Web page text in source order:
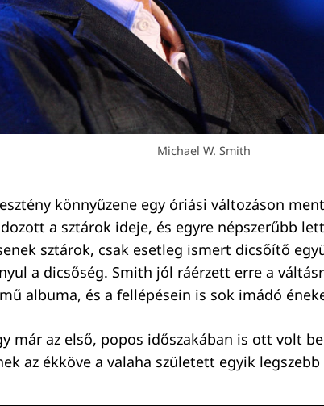
Michael W. Smith
könnyűzene egy óriási változáson
a sztárok ideje, és egyre népszerűbb
sztárok, csak esetleg ismert dicsőítő
a dicsőség. Smith jól ráérzett erre a
albuma, és a fellépésein is sok imádó
már az első, popos időszakában is ott volt
az ékköve a valaha született egyik